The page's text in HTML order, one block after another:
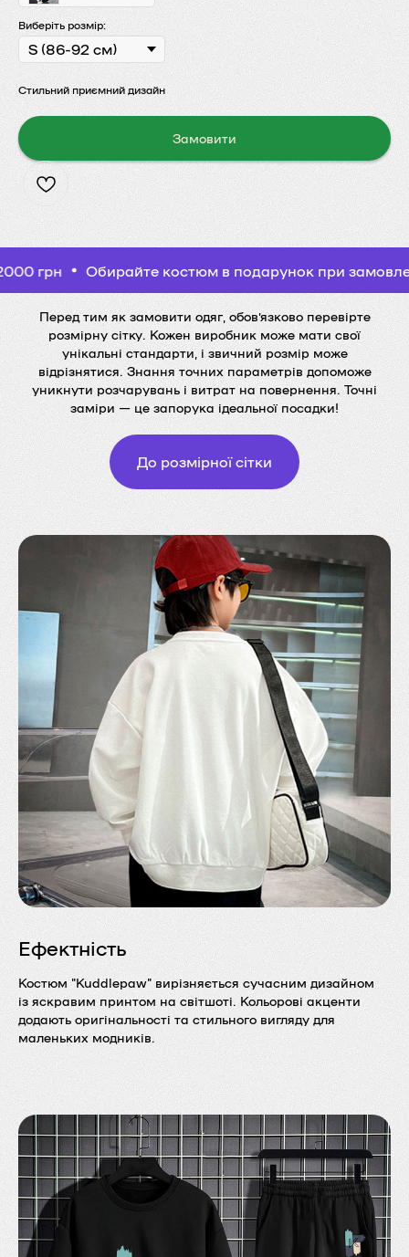
Виберіть розмір:
Стильний приємний дизайн
Замовити
Обирайте костюм в подарунок при замовленні від
Перед тим як замовити одяг, обов’язково перевірте
розмірну сітку. Кожен виробник може мати свої
унікальні стандарти, і звичний розмір може
відрізнятися. Знання точних параметрів допоможе
уникнути розчарувань і витрат на повернення. Точні
заміри — це запорука ідеальної посадки!
До розмірної сітки
Ефектність
Костюм "Kuddlepaw" вирізняється сучасним дизайном
із яскравим принтом на світшоті. Кольорові акценти
додають оригінальності та стильного вигляду для
маленьких модників.